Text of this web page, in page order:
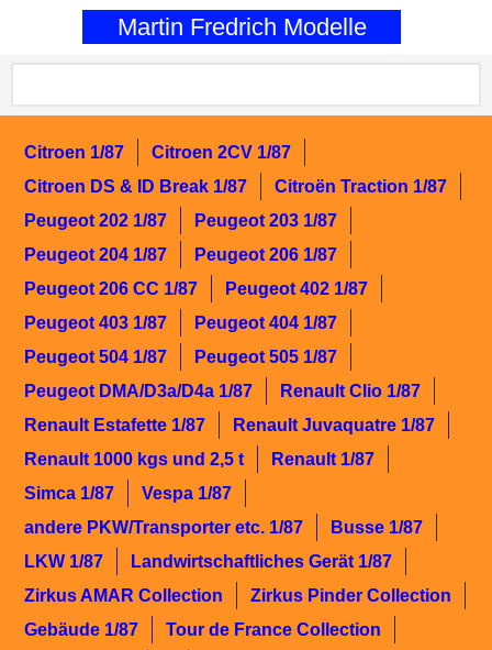
Martin Fredrich Modelle
Citroen 1/87
Citroen 2CV 1/87
Citroen DS & ID Break 1/87
Citroën Traction 1/87
Peugeot 202 1/87
Peugeot 203 1/87
Peugeot 204 1/87
Peugeot 206 1/87
Peugeot 206 CC 1/87
Peugeot 402 1/87
Peugeot 403 1/87
Peugeot 404 1/87
Peugeot 504 1/87
Peugeot 505 1/87
Peugeot DMA/D3a/D4a 1/87
Renault Clio 1/87
Renault Estafette 1/87
Renault Juvaquatre 1/87
Renault 1000 kgs und 2,5 t
Renault 1/87
Simca 1/87
Vespa 1/87
andere PKW/Transporter etc. 1/87
Busse 1/87
LKW 1/87
Landwirtschaftliches Gerät 1/87
Zirkus AMAR Collection
Zirkus Pinder Collection
Gebäude 1/87
Tour de France Collection